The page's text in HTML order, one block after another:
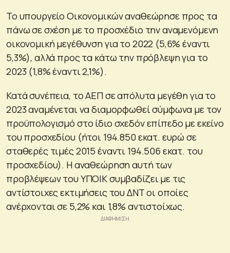
Το υπουργείο Οικονομικών αναθεώρησε προς τα
πάνω σε σχέση με το προσχέδιο την αναμενόμενη
οικονομική μεγέθυνση για το 2022 (5,6% έναντι
5,3%), αλλά προς τα κάτω την πρόβλεψη για το
2023 (1,8% έναντι 2,1%).
Κατά συνέπεια, το ΑΕΠ σε απόλυτα μεγέθη για το
2023 αναμένεται να διαμορφωθεί σύμφωνα με τον
προϋπολογισμό στο ίδιο σχεδόν επίπεδο με εκείνο
του προσχεδίου (ήτοι 194.850 εκατ. ευρώ σε
σταθερές τιμές 2015 έναντι 194.506 εκατ. του
προσχεδίου). Η αναθεώρηση αυτή των
προβλέψεων του ΥΠΟΙΚ συμβαδίζει με τις
αντίστοιχες εκτιμήσεις του ΔΝΤ οι οποίες
ανέρχονται σε 5,2% και 1,8% αντιστοίχως.